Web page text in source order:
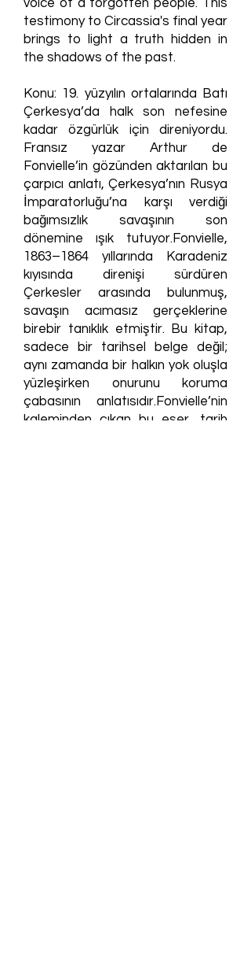
voice of a forgotten people. This
testimony to Circassia's final year
brings to light a truth hidden in
the shadows of the past.
Konu: 19. yüzyılın ortalarında Batı
Çerkesya’da halk son nefesine
kadar özgürlük için direniyordu.
Fransız yazar Arthur de
Fonvielle’in gözünden aktarılan bu
çarpıcı anlatı, Çerkesya’nın Rusya
İmparatorluğu’na karşı verdiği
bağımsızlık savaşının son
dönemine ışık tutuyor.Fonvielle,
1863–1864 yıllarında Karadeniz
kıyısında direnişi sürdüren
Çerkesler arasında bulunmuş,
savaşın acımasız gerçeklerine
birebir tanıklık etmiştir. Bu kitap,
sadece bir tarihsel belge değil;
aynı zamanda bir halkın yok oluşla
yüzleşirken onurunu koruma
çabasının anlatısıdır.Fonvielle’nin
kaleminden çıkan bu eser, tarih